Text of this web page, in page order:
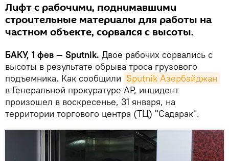
Лифт с рабочими, поднимавшими
строительные материалы для работы на
частном объекте, сорвался с высоты.
БАКУ, 1 фев — Sputnik. Двое рабочих сорвались с
высоты в результате обрыва троса грузового
подъемника. Как сообщили Sputnik Азербайджан
в Генеральной прокуратуре АР, инцидент
произошел в воскресенье, 31 января, на
территории торгового центра (ТЦ) "Садарак".